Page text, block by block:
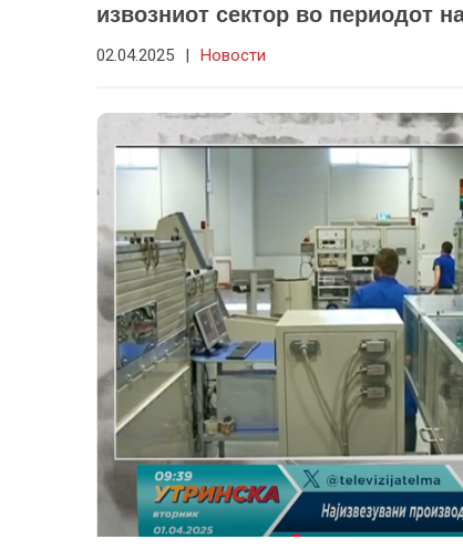
извозниот сектор во периодот
02.04.2025 | Новости